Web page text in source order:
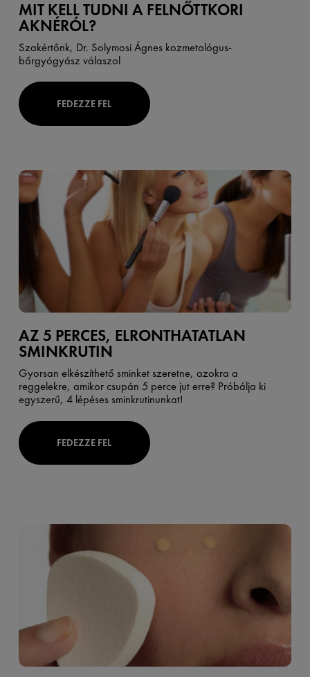
MIT KELL TUDNI A FELNŐTTKORI
AKNÉRÓL?
Szakértőnk, Dr. Solymosi Ágnes kozmetológus-
bőrgyógyász válaszol
FEDEZZE FEL
AZ 5 PERCES, ELRONTHATATLAN
SMINKRUTIN
Gyorsan elkészíthető sminket szeretne, azokra a
reggelekre, amikor csupán 5 perce jut erre? Próbálja ki
egyszerű, 4 lépéses sminkrutinunkat!
FEDEZZE FEL